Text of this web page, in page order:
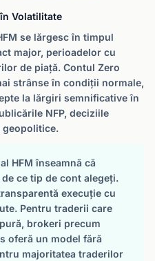
Volatilitate
se lărgesc în timpul
major, perioadelor cu
de piață. Contul Zero
strânse în condiții normale,
la lărgiri semnificative în
NFP, deciziile
geopolitice.
HFM înseamnă că
ce tip de cont alegeți.
execuție cu
Pentru traderii care
brokeri precum
oferă un model fără
majoritatea traderilor